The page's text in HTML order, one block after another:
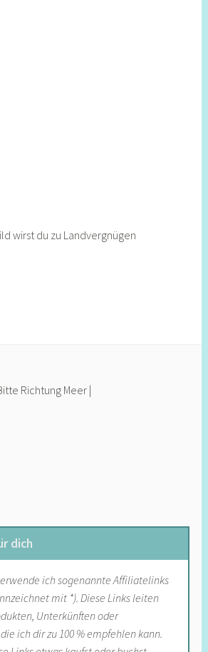
wirst du zu Landvergnügen
Richtung Meer |
dich
ich sogenannte Affiliatelinks
mit *). Diese Links leiten
Unterkünften oder
ich dir zu 100 % empfehlen kann.